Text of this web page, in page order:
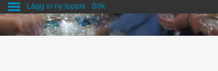
Lägg in ny loppis Sök